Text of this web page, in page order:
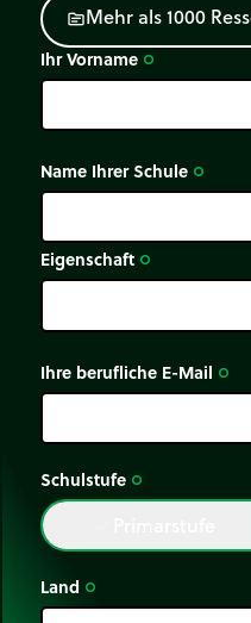
sourceMehrals1000 Ress
Ihr Vorname trip_origin
Name Ihrer Schule trip_origin
Eigenschaft trip_origin
Ihre berufliche E-Mail trip_origin
Schulstufe trip_origin
Land trip_origin